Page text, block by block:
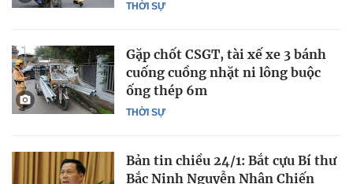
THỜI SỰ
THỜI SỰ
Gặp chốt CSGT, tài xế xe 3 bánh
cuống cuồng nhặt ni lông buộc
ống thép 6m
Bản tin chiều 24/1: Bắt cựu Bí thư
Bắc Ninh Nguyễn Nhân Chiến